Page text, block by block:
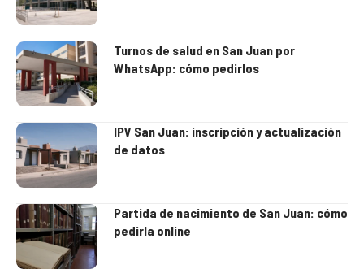
Turnos de salud en San Juan por
WhatsApp: cómo pedirlos
IPV San Juan: inscripción y actualización
de datos
Partida de nacimiento de San Juan: cómo
pedirla online